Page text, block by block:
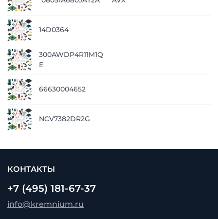
14D0364
300AWDP4R11M1Q
E
66630004652
NCV7382DR2G
КОНТАКТЫ
+7 (495) 181-67-37
info@kremnium.ru